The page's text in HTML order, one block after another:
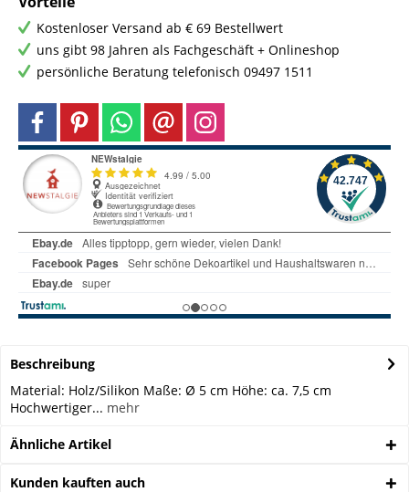
Kostenloser Versand ab € 69 Bestellwert
uns gibt 98 Jahren als Fachgeschäft + Onlineshop
persönliche Beratung telefonisch 09497 1511
Beschreibung
Material: Holz/Silikon Maße: Ø 5 cm Höhe: ca. 7,5 cm
Hochwertiger... mehr
Ähnliche Artikel
Kunden kauften auch